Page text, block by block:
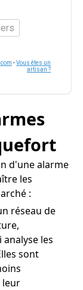
-Vous êtes un
artisan ?
d'une alarme
les
:
réseau de
les
sont
leur